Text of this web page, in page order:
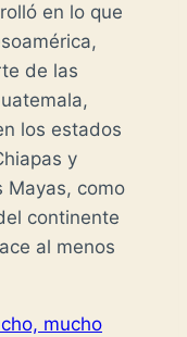
en lo que
de las
los estados
y
Mayas, como
continente
al menos
mucho